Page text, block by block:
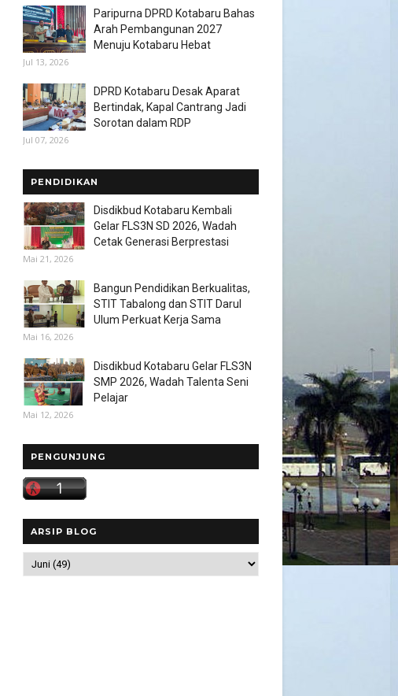
Paripurna DPRD Kotabaru Bahas
Arah Pembangunan 2027
Menuju Kotabaru Hebat
Jul 13, 2026
DPRD Kotabaru Desak Aparat
Bertindak, Kapal Cantrang Jadi
Sorotan dalam RDP
Jul 07, 2026
PENDIDIKAN
Disdikbud Kotabaru Kembali
Gelar FLS3N SD 2026, Wadah
Cetak Generasi Berprestasi
Mai 21, 2026
Bangun Pendidikan Berkualitas,
STIT Tabalong dan STIT Darul
Ulum Perkuat Kerja Sama
Mai 16, 2026
Disdikbud Kotabaru Gelar FLS3N
SMP 2026, Wadah Talenta Seni
Pelajar
Mai 12, 2026
PENGUNJUNG
ARSIP BLOG